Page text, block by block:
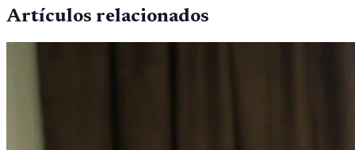
Artículos relacionados